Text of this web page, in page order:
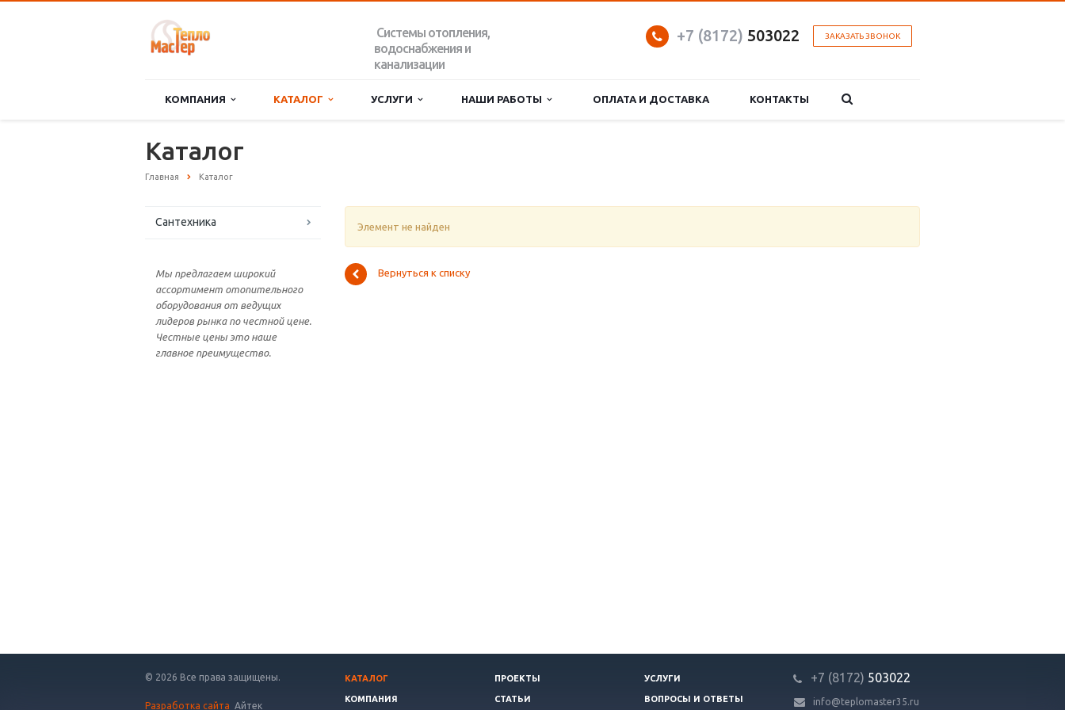
Системы отопления,
водоснабжения и
канализации
ЗАКАЗАТЬ ЗВОНОК
+7 (8172) 503022
КОМПАНИЯ КАТАЛОГ УСЛУГИ НАШИ РАБОТЫ ОПЛАТА И ДОСТАВКА КОНТАКТЫ
Каталог
Главная Каталог
Сантехника
Мы предлагаем широкий
ассортимент отопительного
оборудования от ведущих
лидеров рынка по честной цене.
Честные цены это наше
главное преимущество.
Элемент не найден
Вернуться к списку
© 2026 Все права защищены.
Разработка сайта Айтек
КАТАЛОГ ПРОЕКТЫ УСЛУГИ
КОМПАНИЯ СТАТЬИ ВОПРОСЫ И ОТВЕТЫ
+7 (8172) 503022
info@teplomaster35.ru